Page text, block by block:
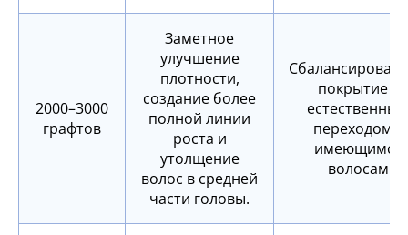
2000–3000
графтов
Заметное
улучшение
плотности,
создание более
полной линии
роста и
утолщение
волос в средней
части головы.
покрытие с
естественным
переходом к
имеющимся
волосам